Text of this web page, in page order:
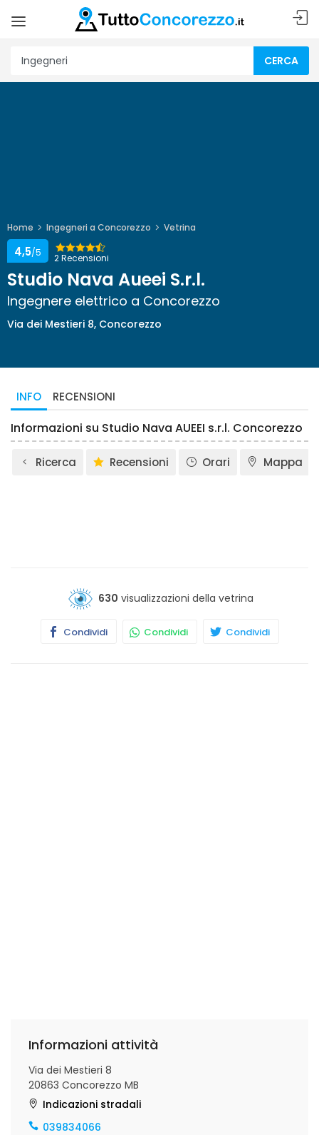
CERCA
Home Ingegneri a Concorezzo Vetrina
2 Recensioni
4,5/5
Studio Nava Aueei S.r.l.
Ingegnere elettrico a Concorezzo
Via dei Mestieri 8, Concorezzo
INFO RECENSIONI
Informazioni su Studio Nava AUEEI s.r.l. Concorezzo
Ricerca Recensioni Orari Mappa
630 visualizzazioni della vetrina
Condividi Condividi Condividi
Informazioni attività
Via dei Mestieri 8
20863 Concorezzo MB
Indicazioni stradali
039834066